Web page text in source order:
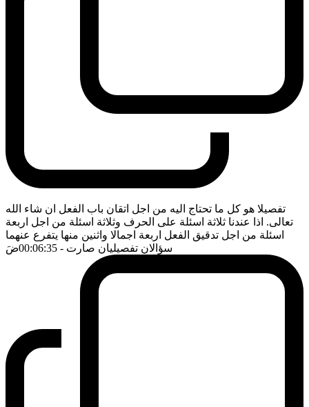
تفصيلا هو كل ما تحتاج اليه من اجل اتقان باب الفعل ان شاء الله
تعالى. اذا عندنا ثلاثة اسئلة على الحرف وثلاثة اسئلة من اجل اربعة
اسئلة من اجل تدقيق الفعل اربعة اجمالا واثنين منها يتفرع عنهما
سؤالان تفصيليان صارت - 00:06:35 ضَ